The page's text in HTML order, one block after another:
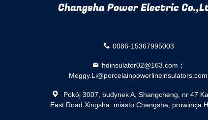
Changsha Power Electric
0086-15367995003
hdinsulator02@163.com；
Meggy.Li@porcelainpowerlineinsulators.com
Pokój 3007, budynek A, Shangcheng, nr 47
East Road Xingsha, miasto Changsha, prowincja